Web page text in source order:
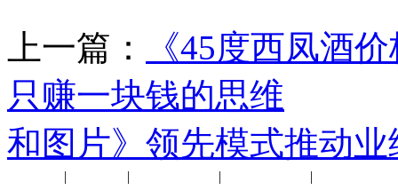
上一篇：
《45度西凤酒
只赚一块钱的思维
和图片》领先模式推动业
| | | |